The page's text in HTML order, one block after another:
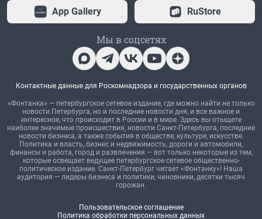
App Gallery RuStore
Мы в соцсетях
Контактные данные для Роскомнадзора и государственных органов
«Фонтанка» — петербургское сетевое издание, где можно найти не только
новости Петербурга, но и последние новости дня, и все важное и
интересное, что происходит в России и в мире. Здесь вы отыщете
наиболее значимые происшествия, новости Санкт-Петербурга, последние
новости бизнеса, а также события в обществе, культуре, искусстве.
Политика и власть, бизнес и недвижимость, дороги и автомобили,
финансы и работа, город и развлечения — вот только некоторые из тем,
которые освещает ведущее петербургское сетевое общественно-
политическое издание. Санкт-Петербург читает «Фонтанку»! Наша
аудитория — лидеры бизнеса и политики, чиновники, десятки тысяч
горожан.
Пользовательское соглашение
Политика обработки персональных данных